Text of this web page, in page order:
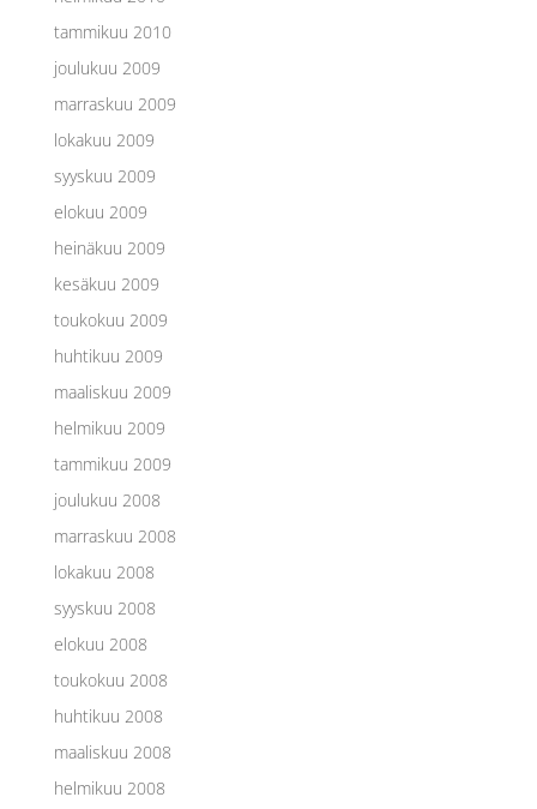
tammikuu 2010
joulukuu 2009
marraskuu 2009
lokakuu 2009
syyskuu 2009
elokuu 2009
heinäkuu 2009
kesäkuu 2009
toukokuu 2009
huhtikuu 2009
maaliskuu 2009
helmikuu 2009
tammikuu 2009
joulukuu 2008
marraskuu 2008
lokakuu 2008
syyskuu 2008
elokuu 2008
toukokuu 2008
huhtikuu 2008
maaliskuu 2008
helmikuu 2008